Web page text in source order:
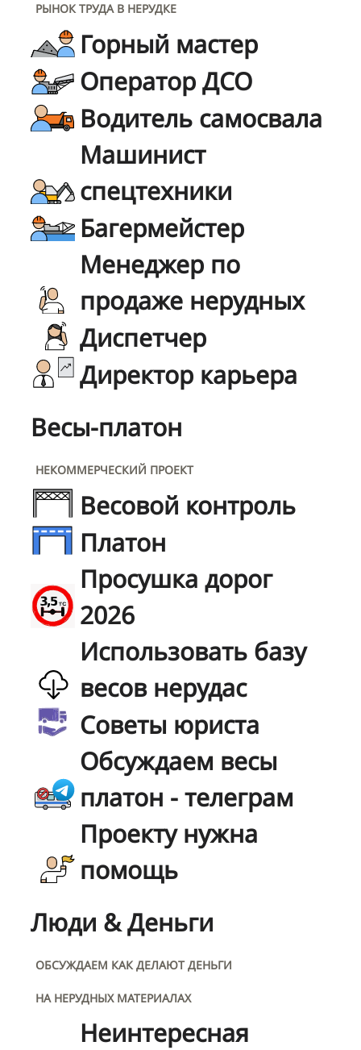
РЫНОК ТРУДА В НЕРУДКЕ
Горный мастер
Оператор ДСО
Водитель самосвала
Машинист
спецтехники
Багермейстер
Менеджер по
продаже нерудных
Диспетчер
Директор карьера
Весы-платон
НЕКОММЕРЧЕСКИЙ ПРОЕКТ
Весовой контроль
Платон
Просушка дорог
2026
Использовать базу
весов нерудас
Советы юриста
Обсуждаем весы
платон - телеграм
Проекту нужна
помощь
Люди & Деньги
ОБСУЖДАЕМ КАК ДЕЛАЮТ ДЕНЬГИ
НА НЕРУДНЫХ МАТЕРИАЛАХ
Неинтересная